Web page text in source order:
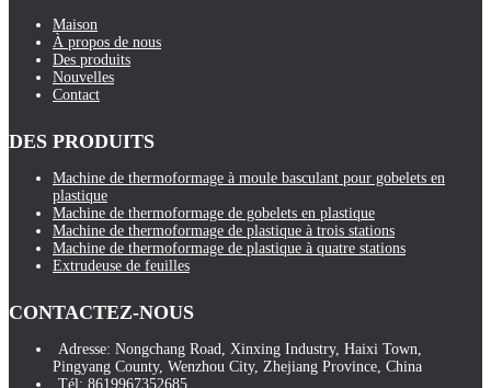
Maison
À propos de nous
Des produits
Nouvelles
Contact
DES PRODUITS
Machine de thermoformage à moule basculant pour gobelets en
plastique
Machine de thermoformage de gobelets en plastique
Machine de thermoformage de plastique à trois stations
Machine de thermoformage de plastique à quatre stations
Extrudeuse de feuilles
CONTACTEZ-NOUS
Adresse: Nongchang Road, Xinxing Industry, Haixi Town,
Pingyang County, Wenzhou City, Zhejiang Province, China
Tél: 8619967352685